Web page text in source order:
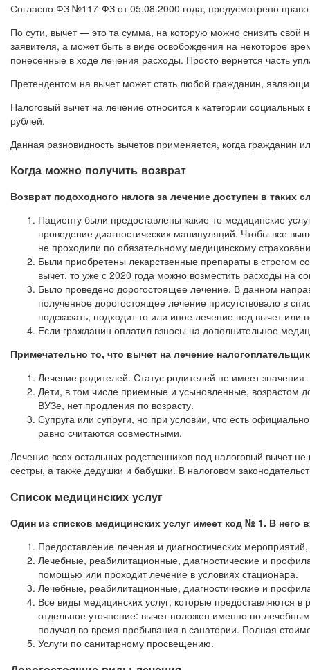
Согласно ФЗ №117-ФЗ от 05.08.2000 года, предусмотрено
По сути, вычет — это та сумма, на которую можно снизить свой
заявителя, а может быть в виде освобождения на некоторое
понесенные в ходе лечения расходы. Просто вернется часть
Претендентом на вычет может стать любой гражданин,
Налоговый вычет на лечение относится к категории
рублей.
Данная разновидность вычетов применяется, когда
Когда можно получить возврат
Возврат подоходного налога за лечение доступен в таких
Пациенту были предоставлены какие-то медицинские
проведение диагностических манипуляций. Чтобы все
не проходили по обязательному медицинскому
Были приобретены лекарственные препараты в строгом
вычет, то уже с 2020 года можно возместить расходы на
Было проведено дорогостоящее лечение. В данном
полученное дорогостоящее лечение присутствовало в
подсказать, подходит то или иное лечение под вычет или
Если гражданин оплатил взносы на дополнительное
Примечательно то, что вычет на лечение
Лечение родителей. Статус родителей не имеет
Дети, в том числе приемные и усыновленные, возрастом
ВУЗе, нет продления по возрасту.
Супруга или супруги, но при условии, что есть
равно считаются совместными.
Лечение всех остальных родственников под налоговый вычет
сестры, а также дедушки и бабушки. В налоговом
Список медицинских услуг
Один из списков медицинских услуг имеет код № 1. В него
Предоставление лечения и диагностических
Лечебные, реабилитационные, диагностические и
помощью или проходит лечение в условиях стационара.
Лечебные, реабилитационные, диагностические и
Все виды медицинских услуг, которые предоставляются
отдельное уточнение: вычет положен именно по
получал во время пребывания в санатории. Полная
Услуги по санитарному просвещению.